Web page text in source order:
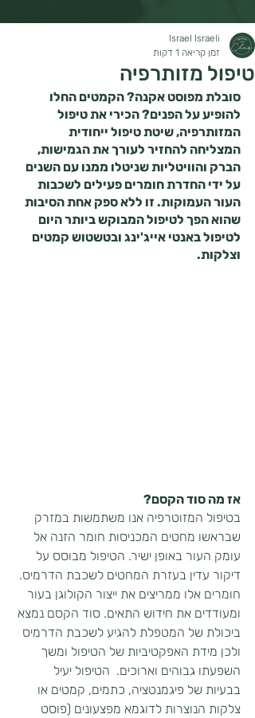
טיפול מזותרפיה
Israel Israeli
זמן קריאה 1 דקות
סובלת מפוסט אקנה? הקמטים החלו
להופיע על הפנים? הכירי את טיפול
המזותרפיה, שיטת טיפול ייחודית
המצליחה להחזיר לעורך את הגמישות,
הברק והוויטליות שניטלו ממנו עם השנים
על ידי החדרת חומרים פעילים לשכבות
העור העמוקות. זו ללא ספק אחת הסיבות
שהוא הפך לטיפול המבוקש ביותר היום
לטיפול באנטי אייג'ינג ובטשטוש קמטים
וצלקות.
אז מה סוד הקסם?
בטיפול המזוטרפיה אנו משתמשות במזרק
שבראשו מחטים המכניסות חומר הזנה אל
עומק העור באופן ישיר. הטיפול מבוסס על
דיקור עדין בעזרת המחטים לשכבת הדרמיס.
חומרים אלו ממריצים את ייצור הקולוגן בעור
ומעודדים את חידוש התאים. סוד הקסם נמצא
ביכולת של המטפלת להגיע לשכבת הדרמיס
ולכן מידת האפקטיביות של הטיפול ומשך
השפעתו גבוהים וארוכים.  הטיפול יעיל
בבעיות של פיגמנטציה, כתמים, קמטים או
צלקות הנוצרות לדוגמא מפצעונים (פוסט